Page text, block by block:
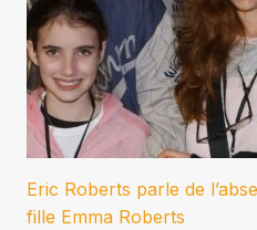
Eric Roberts parle de
fille Emma Roberts